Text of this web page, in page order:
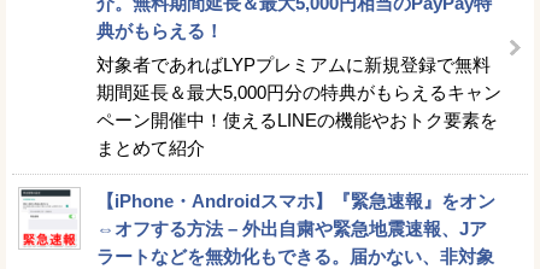
典がもらえる！
対象者であればLYPプレミアムに新規登録で無料
期間延長＆最大5,000円分の特典がもらえるキャン
ペーン開催中！使えるLINEの機能やおトク要素を
まとめて紹介
【iPhone・Androidスマホ】『緊急速報』をオン
⇔オフする方法 – 外出自粛や緊急地震速報、Jア
ラートなどを無効化もできる。届かない、非対象